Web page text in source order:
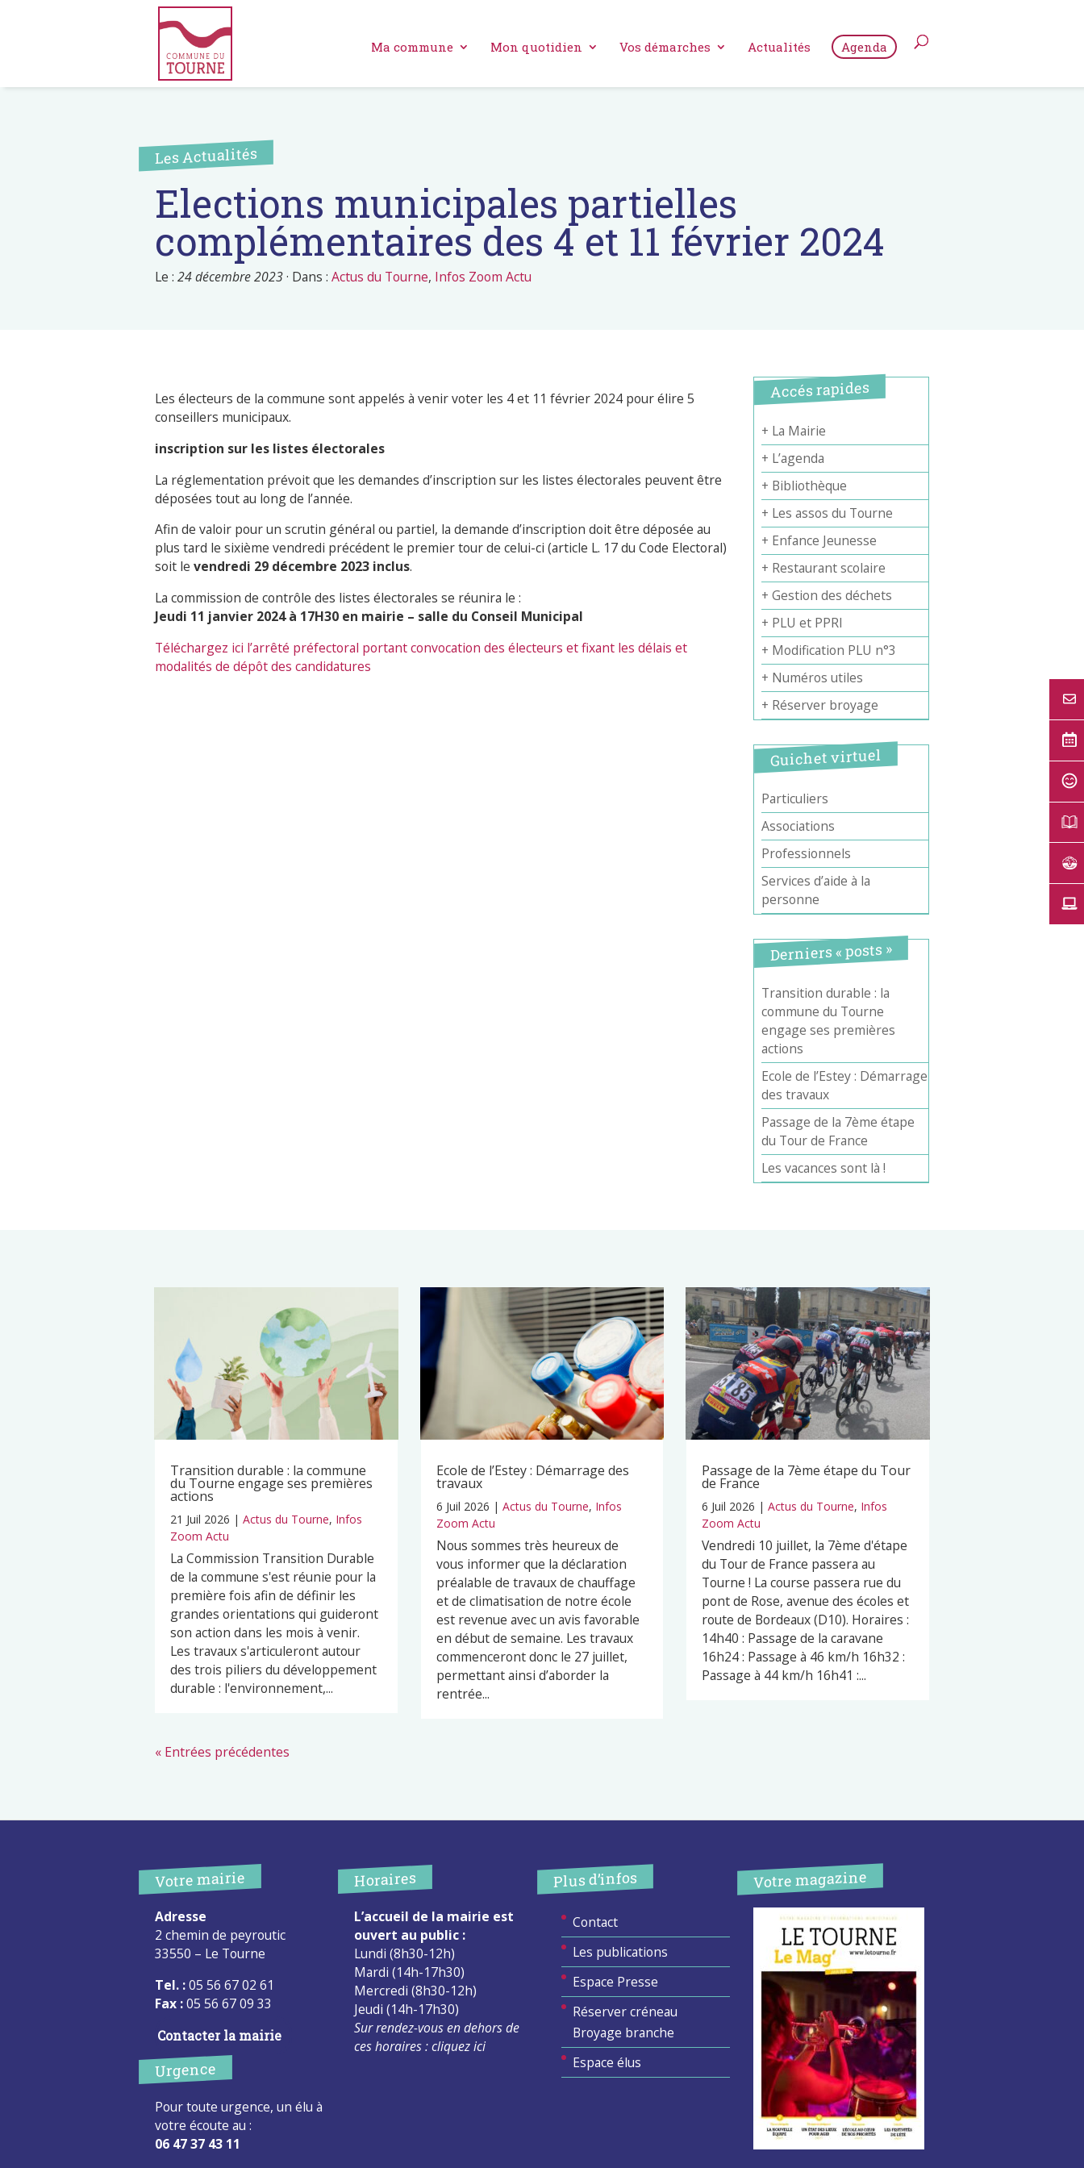
Ma commune Mon quotidien Vos démarches Actualités Agenda
Les Actualités
Elections municipales partielles
complémentaires des 4 et 11 février 2024
Le : 24 décembre 2023· Dans : Actus du Tourne, Infos Zoom Actu
Les électeurs de la commune sont appelés à venir voter les 4 et 11 février 2024 pour élire 5
conseillers municipaux.
inscription sur les listes électorales
La réglementation prévoit que les demandes d’inscription sur les listes électorales peuvent être
déposées tout au long de l’année.
Afin de valoir pour un scrutin général ou partiel, la demande d’inscription doit être déposée au
plus tard le sixième vendredi précédent le premier tour de celui-ci (article L. 17 du Code Electoral)
soit le vendredi 29 décembre 2023 inclus.
La commission de contrôle des listes électorales se réunira le :
Jeudi 11 janvier 2024 à 17H30 en mairie – salle du Conseil Municipal
Téléchargez ici l’arrêté préfectoral portant convocation des électeurs et fixant les délais et
modalités de dépôt des candidatures
Accés rapides
+ La Mairie
+ L’agenda
+ Bibliothèque
+ Les assos du Tourne
+ Enfance Jeunesse
+ Restaurant scolaire
+ Gestion des déchets
+ PLU et PPRI
+ Modification PLU n°3
+ Numéros utiles
+ Réserver broyage
Guichet virtuel
Particuliers
Associations
Professionnels
Services d’aide à la
personne
Derniers « posts »
Transition durable : la
commune du Tourne
engage ses premières
actions
Ecole de l’Estey : Démarrage
des travaux
Passage de la 7ème étape
du Tour de France
Les vacances sont là !
Transition durable : la commune
du Tourne engage ses premières
actions
21 Juil 2026 | Actus du Tourne, Infos
Zoom Actu
La Commission Transition Durable
de la commune s'est réunie pour la
première fois afin de définir les
grandes orientations qui guideront
son action dans les mois à venir.
Les travaux s'articuleront autour
des trois piliers du développement
durable : l'environnement,...
Ecole de l’Estey : Démarrage des
travaux
6 Juil 2026 | Actus du Tourne, Infos
Zoom Actu
Nous sommes très heureux de
vous informer que la déclaration
préalable de travaux de chauffage
et de climatisation de notre école
est revenue avec un avis favorable
en début de semaine. Les travaux
commenceront donc le 27 juillet,
permettant ainsi d’aborder la
rentrée...
Passage de la 7ème étape du Tour
de France
6 Juil 2026 |Actus du Tourne, Infos
Zoom Actu
Vendredi 10 juillet, la 7ème d'étape
du Tour de France passera au
Tourne ! La course passera rue du
pont de Rose, avenue des écoles et
route de Bordeaux (D10). Horaires :
14h40 : Passage de la caravane
16h24 : Passage à 46 km/h 16h32 :
Passage à 44 km/h 16h41 :...
« Entrées précédentes
Votre mairie
Adresse
2 chemin de peyroutic
33550 – Le Tourne
Tel. :05 56 67 02 61
Fax :05 56 67 09 33
Contacter la mairie
Urgence
Pour toute urgence, un élu à
votre écoute au :
06 47 37 43 11
Horaires
L’accueil de la mairie est
ouvert au public :
Lundi (8h30-12h)
Mardi (14h-17h30)
Mercredi (8h30-12h)
Jeudi (14h-17h30)
Sur rendez-vous en dehors de
ces horaires :cliquez ici
Plus d’infos
Contact
Les publications
Espace Presse
Réserver créneau
Broyage branche
Espace élus
Votre magazine